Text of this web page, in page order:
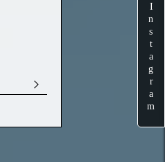
Instagram